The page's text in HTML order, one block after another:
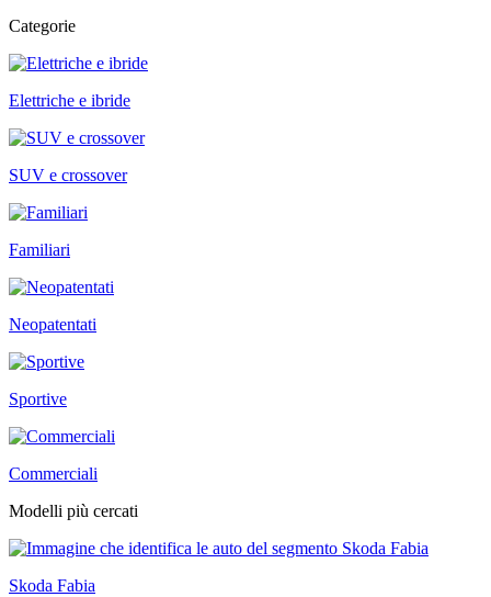
Categorie
Elettriche e ibride
SUV e crossover
Familiari
Neopatentati
Sportive
Commerciali
Modelli più cercati
Skoda Fabia